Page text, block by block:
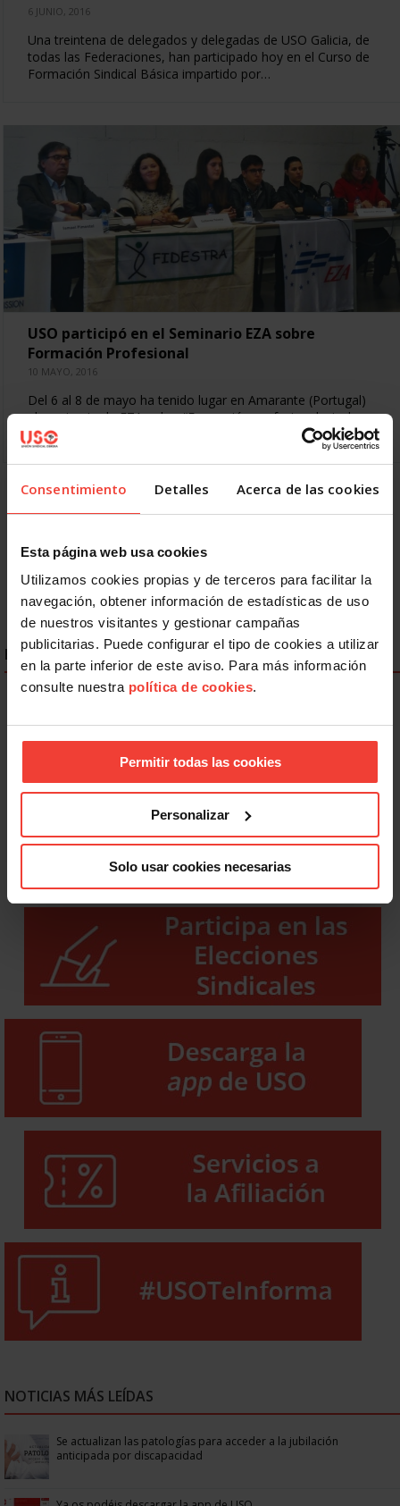
Consentimiento Detalles Acerca de las cookies
Esta página web usa cookies
Utilizamos cookies propias y de terceros para facilitar la
navegación, obtener información de estadísticas de uso
de nuestros visitantes y gestionar campañas
publicitarias. Puede configurar el tipo de cookies a utilizar
en la parte inferior de este aviso. Para más información
consulte nuestra política de cookies.
Permitir todas las cookies
Personalizar
Solo usar cookies necesarias
6 JUNIO, 2016
Una treintena de delegados y delegadas de USO Galicia, de
todas las Federaciones, han participado hoy en el Curso de
Formación Sindical Básica impartido por…
USO participó en el Seminario EZA sobre
Formación Profesional
10 MAYO, 2016
Del 6 al 8 de mayo ha tenido lugar en Amarante (Portugal)
el seminario de EZA sobre “Formación profesional; niveles
de inserción de los jóvenes…
« Primero Anterior 15 16
17
Último »
ENLACES DESTACADOS
NOTICIAS MÁS LEÍDAS
Se actualizan las patologías para acceder a la jubilación
anticipada por discapacidad